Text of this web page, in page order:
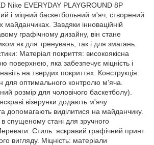
Nike EVERYDAY PLAYGROUND 8P
і міцний баскетбольний м'яч, створений
майданчиках. Завдяки інноваційній
графічному дизайну, він стане
як для тренувань, так і для змагань.
Матеріал покриття: високоякісна
поверхнею, яка забезпечує міцність і
на твердих покриттях. Конструкція:
для оптимального контролю м'яча.
розмір для чоловічого баскетболу).
візерунки додають м'ячу
допомагають виділитися на майданчику.
спущеному стані для зручного
Стиль: яскравий графічний принт
вигляду. Міцність: матеріали